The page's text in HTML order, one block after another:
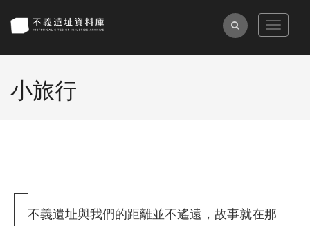
到
要
容
全
Toggle
小旅行
不義遺址與我們的距離並不遙遠，故事就在那